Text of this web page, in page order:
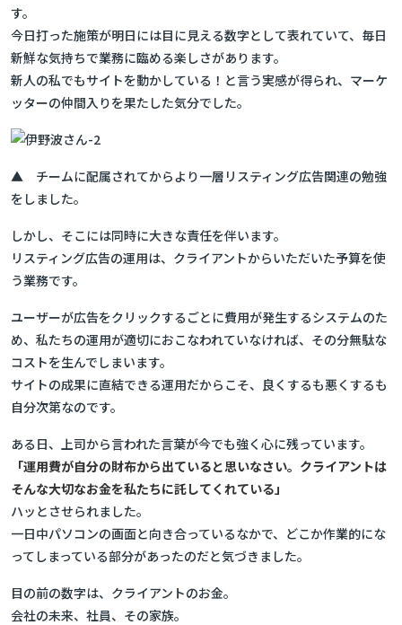
す。
今日打った施策が明日には目に見える数字として表れていて、毎日
新鮮な気持ちで業務に臨める楽しさがあります。
新人の私でもサイトを動かしている！と言う実感が得られ、マーケ
ッターの仲間入りを果たした気分でした。
▲ チームに配属されてからより一層リスティング広告関連の勉強
をしました。
しかし、そこには同時に大きな責任を伴います。
リスティング広告の運用は、クライアントからいただいた予算を使
う業務です。
ユーザーが広告をクリックするごとに費用が発生するシステムのた
め、私たちの運用が適切におこなわれていなければ、その分無駄な
コストを生んでしまいます。
サイトの成果に直結できる運用だからこそ、良くするも悪くするも
自分次第なのです。
ある日、上司から言われた言葉が今でも強く心に残っています。
「運用費が自分の財布から出ていると思いなさい。クライアントは
そんな大切なお金を私たちに託してくれている」
ハッとさせられました。
一日中パソコンの画面と向き合っているなかで、どこか作業的にな
ってしまっている部分があったのだと気づきました。
目の前の数字は、クライアントのお金。
会社の未来、社員、その家族。